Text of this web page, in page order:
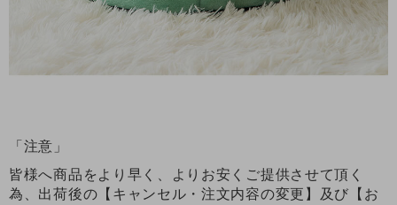
「注意」
皆様へ商品をより早く、よりお安くご提供させて頂く
為、出荷後の【キャンセル・注文内容の変更】及び【お